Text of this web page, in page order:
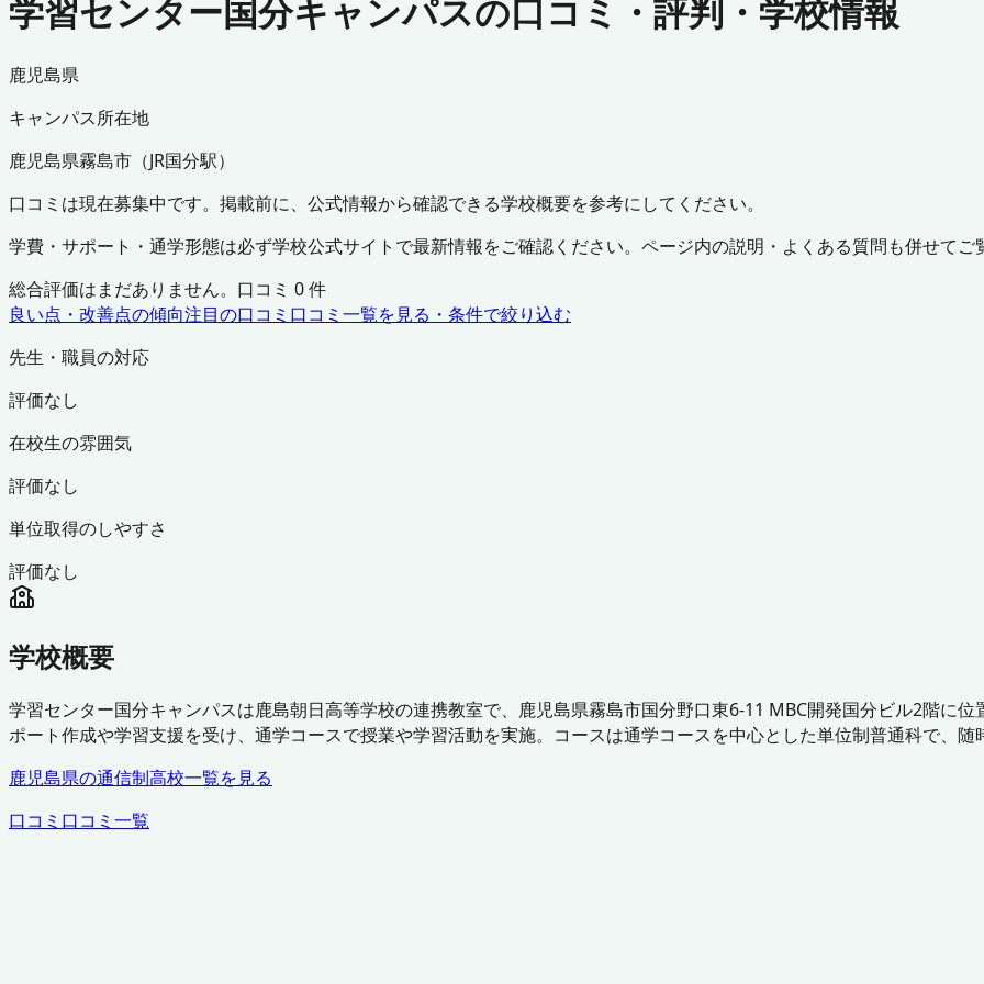
学習センター国分キャンパスの口コミ・評判・学校情報
鹿児島県
キャンパス所在地
鹿児島県霧島市 （JR国分駅）
口コミは現在募集中です。掲載前に、公式情報から確認できる学校概要を参考にしてください。
学費・サポート・通学形態は必ず学校公式サイトで最新情報をご確認ください。ページ内の説明・よくある質問も併せてご
総合評価はまだありません。口コミ 0件
良い点・改善点の傾向注目の口コミ 口コミ一覧を見る・条件で絞り込む
先生・職員の対応
評価なし
在校生の雰囲気
評価なし
単位取得のしやすさ
評価なし
学校概要
学習センター国分キャンパスは鹿島朝日高等学校の連携教室で、鹿児島県霧島市国分野口東6-11 MBC開発国分ビル2階に
ポート作成や学習支援を受け、通学コースで授業や学習活動を実施。コースは通学コースを中心とした単位制普通科で、随
鹿児島県の通信制高校一覧を見る
口コミ 口コミ一覧